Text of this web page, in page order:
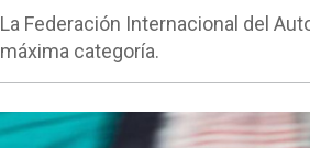
La Federación Internacional del
máxima categoría.